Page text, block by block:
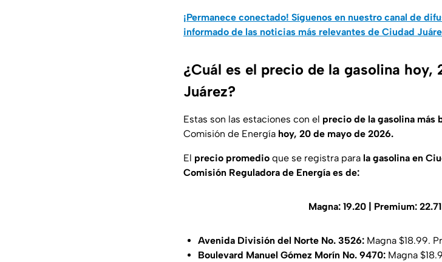
¡Permanece conectado! Síguenos en nuestro canal de
informado de las noticias más relevantes de Ciudad
¿Cuál es el precio de la gasolina hoy,
Juárez?
Estas son las estaciones con el precio de la gasolina más
Comisión de Energía hoy, 20 de mayo de 2026.
El precio promedio que se registra para la gasolina en
Comisión Reguladora de Energía es de:
Magna: 19.20 | Premium:
Avenida División del Norte No. 3526: Magna $18.99.
Boulevard Manuel Gómez Morín No. 9470: Magna